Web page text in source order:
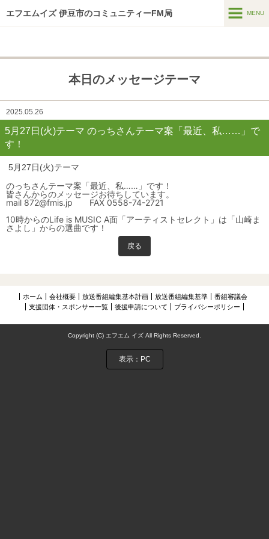
エフエムイズ 伊豆市のコミュニティーFM局 MENU
ホーム
メッセージフォーム
番組表
番組紹介
HTはなつーしん
HT42号巻頭特集スポット
スポンサー募集
インターネットラジオ
お問い合わせ
本日のメッセージテーマ
2025.05.26
5月27日(火)テーマ のっちさんテーマ案「最近、私……」で
す！
5月27日(火)テーマ
のっちさんテーマ案「最近、私……」です！
皆さんからのメッセージお待ちしています。
mail 872@fmis.jp FAX 0558-74-2721
10時からのLife is MUSIC A面「アーティストセレクト」は「山崎ま
さよし」からの選曲です！
戻る
ホーム 会社概要 放送番組編集基本計画 放送番組編集基準
番組審議会
支援団体・スポンサー一覧
後援申請について プライバシーポリシー
Copyright (C) エフエム イズ All Rights Reserved.
表示：PC